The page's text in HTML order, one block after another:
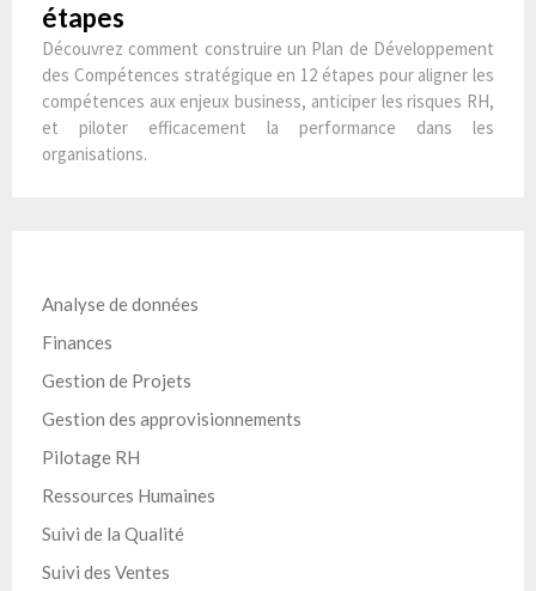
étapes
Découvrez comment construire un Plan de Développement
des Compétences stratégique en 12 étapes pour aligner les
compétences aux enjeux business, anticiper les risques RH,
et piloter efficacement la performance dans les
organisations.
Analyse de données
Finances
Gestion de Projets
Gestion des approvisionnements
Pilotage RH
Ressources Humaines
Suivi de la Qualité
Suivi des Ventes